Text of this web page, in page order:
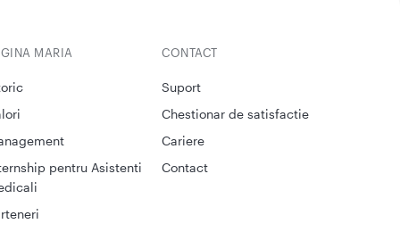
CONTACT
Suport
Chestionar de satisfactie
Cariere
Contact
MARIA
pentru Asistenti